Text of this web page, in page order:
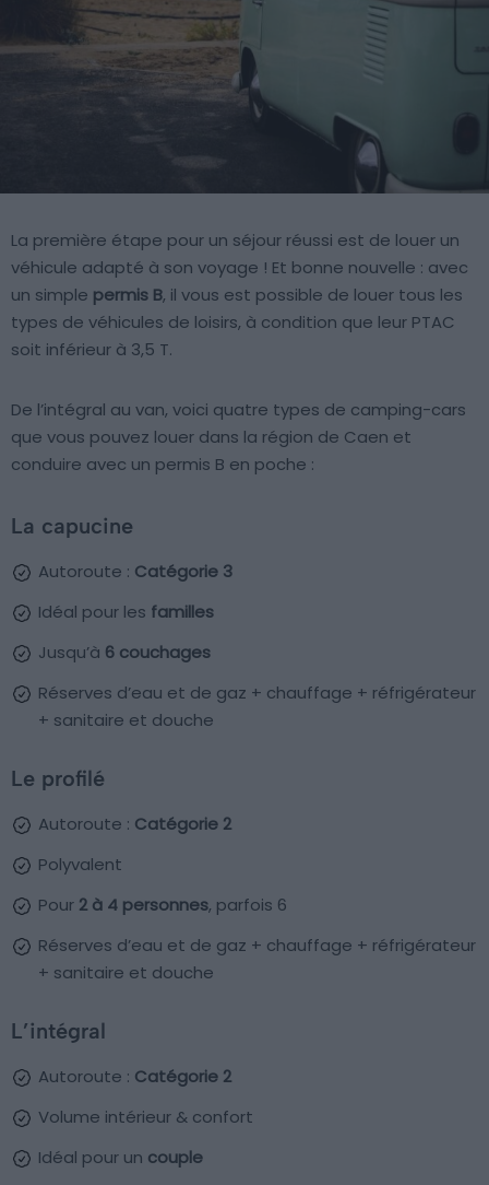
La première étape pour un séjour réussi est de louer un
véhicule adapté à son voyage ! Et bonne nouvelle : avec
un simple permis B, il vous est possible de louer tous les
types de véhicules de loisirs, à condition que leur PTAC
soit inférieur à 3,5 T.
De l’intégral au van, voici quatre types de camping-cars
que vous pouvez louer dans la région de Caen et
conduire avec un permis B en poche :
La capucine
Autoroute : Catégorie 3
Idéal pour les familles
Jusqu’à 6 couchages
Réserves d’eau et de gaz + chauffage + réfrigérateur
+ sanitaire et douche
Le profilé
Autoroute : Catégorie 2
Polyvalent
Pour 2 à 4 personnes, parfois 6
Réserves d’eau et de gaz + chauffage + réfrigérateur
+ sanitaire et douche
L’intégral
Autoroute : Catégorie 2
Volume intérieur & confort
Idéal pour un couple